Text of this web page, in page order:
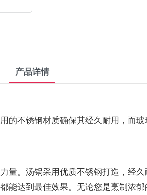
产品详情
不锈钢材质确保其经久耐用，而
量。汤锅采用优质不锈钢打造，经
达到最佳效果。无论您是烹制浓